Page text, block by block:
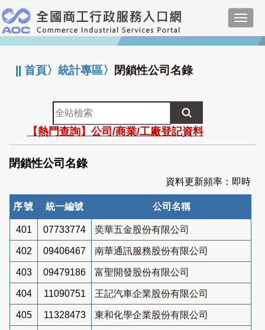
跳
到
主
要
:::
||首頁〉統計專區〉 閉鎖性公司名錄
全
站
檢
索
【熱門查詢】公司/商業/工廠登記資料
閉鎖性公司名錄
資料更新頻率：即時
序號 統一編號 公司名稱
401 07733774 奕華五金股份有限公司
402 09406467 南華通訊服務股份有限公司
403 09479186 富聖開發股份有限公司
404 11090751 王記汽車企業股份有限公司
405 11328473 東和化學企業股份有限公司